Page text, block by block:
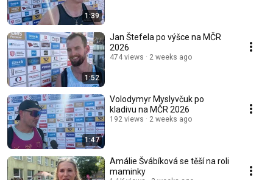
1:39
1:52
Jan Štefela po výšce na MČR
2026
474 views 2 weeks ago
1:47
Volodymyr Myslyvčuk po
kladivu na MČR 2026
192 views 2 weeks ago
Amálie Švábíková se těší na roli
maminky